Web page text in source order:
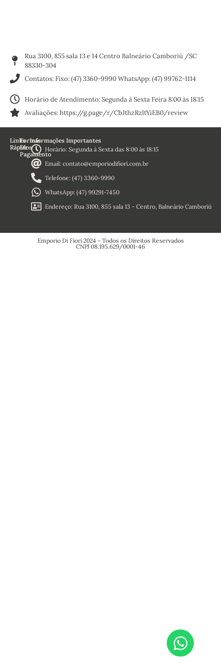
Rua 3100, 855 sala 13 e 14 Centro Balneário Camboriú /SC
88330-304
Contatos: Fixo: (47) 3360-9990 WhatsApp: (47) 99762-1114
Horário de Atendimento: Segunda à Sexta Feira 8:00 às 18:15
Avaliações: https://g.page/r/CbJthzRzltYiEB0/review
Links
Rápidos
Termos e
Condições
Política de
Reembolso
Formas
De
Pagamento
Informações Importantes
Horário: Segunda à Sexta das 8:00 às 18:15
Email: contato@emporiodifiori.com.br
Telefone: (47) 3360-9990
WhatsApp: (47) 99291-7450
Endereço: Rua 3100, 855 sala 13 - Centro, Balneário Camboriú
Emporio Di Fiori 2024 - Todos os Direitos Reservados
CNPJ 08.195.629/0001-46